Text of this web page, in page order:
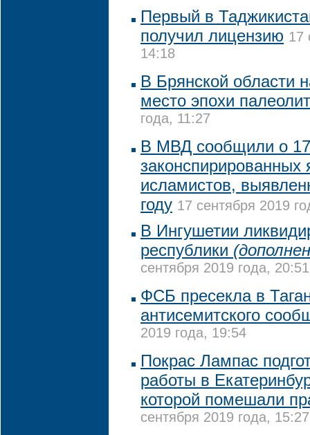
Первый в
получил лицензию 17
14:18
В Брянской области
место эпохи
года, 11:27
В МВД сообщили о 17
законспирированных
исламистов,
году 17 сентября 2019
В Ингушетии
республики
сентября 2019 года, 20:51
ФСБ пресекла в
антисемитского
2019 года, 19:54
Покрас Лампас
работы в
которой помешали
сентября 2019 года, 15:27